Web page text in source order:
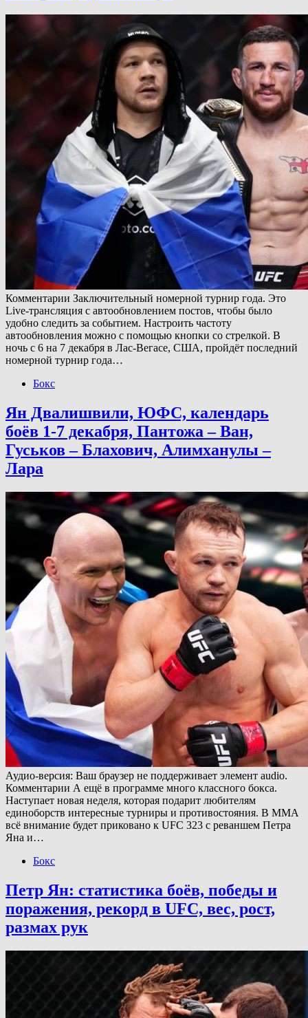
Комментарии Заключительный номерной турнир года. Это
Live-трансляция с автообновлением постов, чтобы было
удобно следить за событием. Настроить частоту
автообновления можно с помощью кнопки со стрелкой. В
ночь с 6 на 7 декабря в Лас-Вегасе, США, пройдёт последний
номерной турнир года…
Бокс
Ян Двалишвили, ЮФС, календарь
боёв 1-7 декабря, Пантожа – Ван,
Гуськов – Блахович, Алимханулы –
Лара
Аудио-версия: Ваш браузер не поддерживает элемент audio.
Комментарии А ещё в программе много классного бокса.
Наступает новая неделя, которая подарит любителям
единоборств интересные турниры и противостояния. В ММА
всё внимание будет приковано к UFC 323 с реваншем Петра
Яна и…
Бокс
Петр Ян: статистика боёв, победы и
поражения, рекорд в UFC, вес, рост,
размах рук